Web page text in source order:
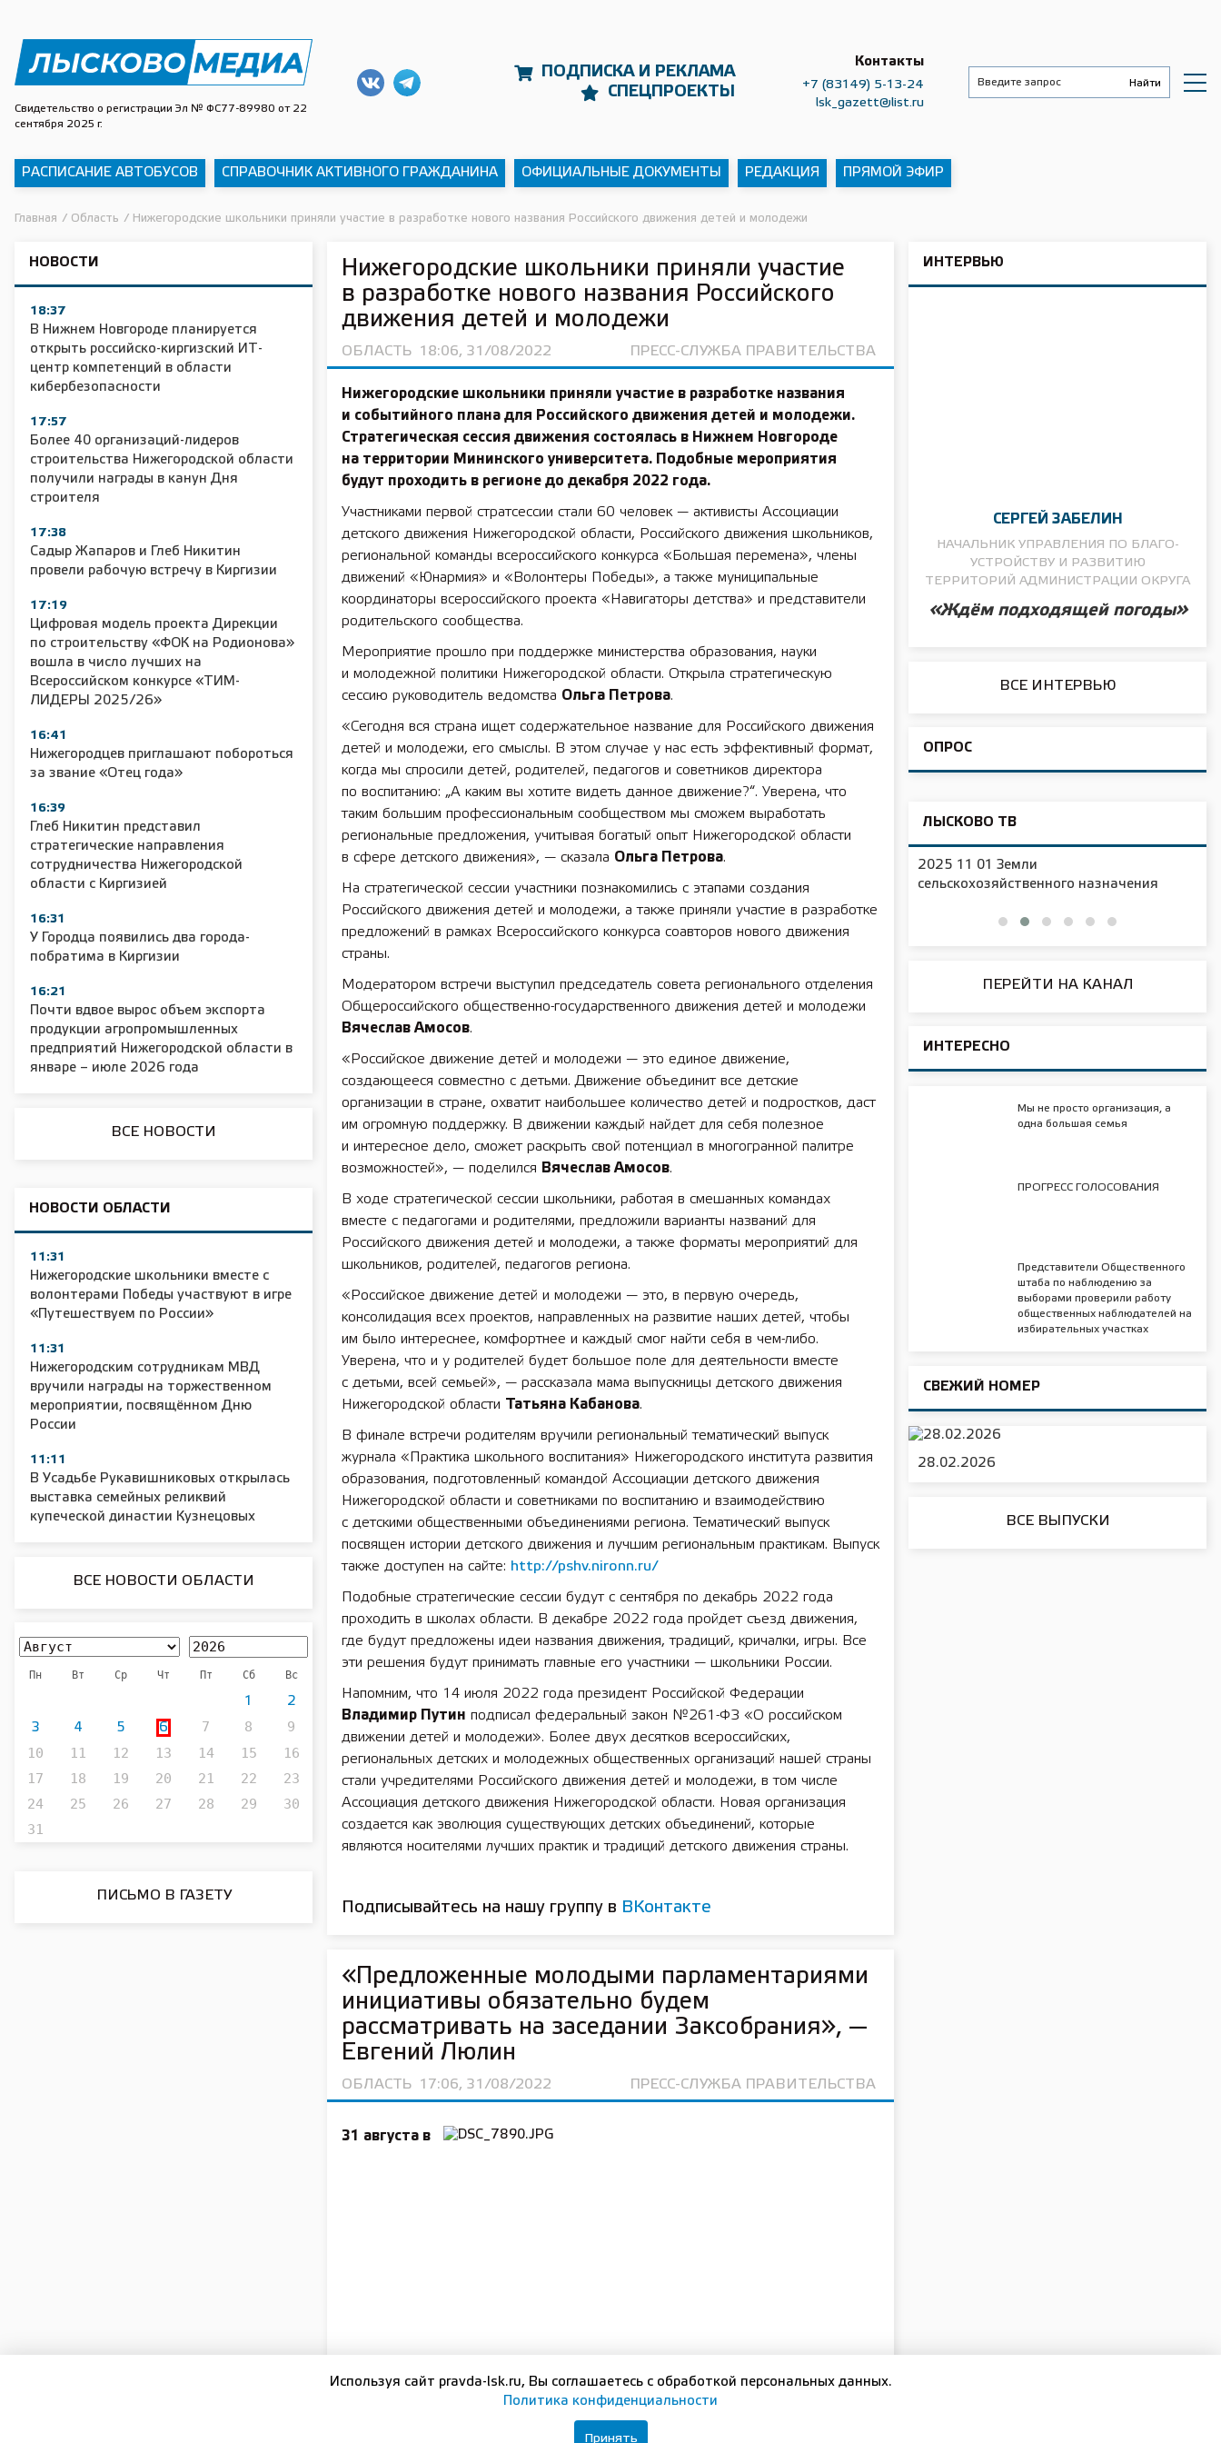
Свидетельство о регистрации Эл № ФС77-89980 от 22
сентября 2025 г.
ПОДПИСКА И РЕКЛАМА
СПЕЦПРОЕКТЫ
Контакты
+7 (83149) 5-13-24
lsk_gazett@list.ru
РАСПИСАНИЕ АВТОБУСОВ СПРАВОЧНИК АКТИВНОГО ГРАЖДАНИНА ОФИЦИАЛЬНЫЕ ДОКУМЕНТЫ РЕДАКЦИЯ ПРЯМОЙ ЭФИР
Главная / Область / Нижегородские школьники приняли участие в разработке нового названия Российского движения детей и молодежи
НОВОСТИ
18:37
В Нижнем Новгороде планируется
открыть российско-киргизский ИТ-
центр компетенций в области
кибербезопасности
17:57
Более 40 организаций-лидеров
строительства Нижегородской области
получили награды в канун Дня
строителя
17:38
Садыр Жапаров и Глеб Никитин
провели рабочую встречу в Киргизии
17:19
Цифровая модель проекта Дирекции
по строительству «ФОК на Родионова»
вошла в число лучших на
Всероссийском конкурсе «ТИМ-
ЛИДЕРЫ 2025/26»
16:41
Нижегородцев приглашают побороться
за звание «Отец года»
16:39
Глеб Никитин представил
стратегические направления
сотрудничества Нижегородской
области с Киргизией
16:31
У Городца появились два города-
побратима в Киргизии
16:21
Почти вдвое вырос объем экспорта
продукции агропромышленных
предприятий Нижегородской области в
январе – июле 2026 года
ВСЕ НОВОСТИ
НОВОСТИ ОБЛАСТИ
11:31
Нижегородские школьники вместе с
волонтерами Победы участвуют в игре
«Путешествуем по России»
11:31
Нижегородским сотрудникам МВД
вручили награды на торжественном
мероприятии, посвящённом Дню
России
11:11
В Усадьбе Рукавишниковых открылась
выставка семейных реликвий
купеческой династии Кузнецовых
ВСЕ НОВОСТИ ОБЛАСТИ
Пн Вт Ср Чт Пт Сб Вс
1 2
3 4 5 6 7 8
9
10
11 12 13 14 15
16
17
18 19 20 21 22
23
24
25 26 27 28 29
30
31
ПИСЬМО В ГАЗЕТУ
Нижегородские школьники приняли участие
в разработке нового названия Российского
движения детей и молодежи
ОБЛАСТЬ 18:06, 31/08/2022 ПРЕСС-СЛУЖБА ПРАВИТЕЛЬСТВА
Нижегородские школьники приняли участие в разработке названия
и событийного плана для Российского движения детей и молодежи.
Стратегическая сессия движения состоялась в Нижнем Новгороде
на территории Мининского университета. Подобные мероприятия
будут проходить в регионе до декабря 2022 года.
Участниками первой стратсессии стали 60 человек — активисты Ассоциации
детского движения Нижегородской области, Российского движения школьников,
региональной команды всероссийского конкурса «Большая перемена», члены
движений «Юнармия» и «Волонтеры Победы», а также муниципальные
координаторы всероссийского проекта «Навигаторы детства» и представители
родительского сообщества.
Мероприятие прошло при поддержке министерства образования, науки
и молодежной политики Нижегородской области. Открыла стратегическую
сессию руководитель ведомства Ольга Петрова.
«Сегодня вся страна ищет содержательное название для Российского движения
детей и молодежи, его смыслы. В этом случае у нас есть эффективный формат,
когда мы спросили детей, родителей, педагогов и советников директора
по воспитанию: „А каким вы хотите видеть данное движение?“. Уверена, что
таким большим профессиональным сообществом мы сможем выработать
региональные предложения, учитывая богатый опыт Нижегородской области
в сфере детского движения», — сказала Ольга Петрова.
На стратегической сессии участники познакомились с этапами создания
Российского движения детей и молодежи, а также приняли участие в разработке
предложений в рамках Всероссийского конкурса соавторов нового движения
страны.
Модератором встречи выступил председатель совета регионального отделения
Общероссийского общественно-государственного движения детей и молодежи
Вячеслав Амосов.
«Российское движение детей и молодежи — это единое движение,
создающееся совместно с детьми. Движение объединит все детские
организации в стране, охватит наибольшее количество детей и подростков, даст
им огромную поддержку. В движении каждый найдет для себя полезное
и интересное дело, сможет раскрыть свой потенциал в многогранной палитре
возможностей», — поделился Вячеслав Амосов.
В ходе стратегической сессии школьники, работая в смешанных командах
вместе с педагогами и родителями, предложили варианты названий для
Российского движения детей и молодежи, а также форматы мероприятий для
школьников, родителей, педагогов региона.
«Российское движение детей и молодежи — это, в первую очередь,
консолидация всех проектов, направленных на развитие наших детей, чтобы
им было интереснее, комфортнее и каждый смог найти себя в чем-либо.
Уверена, что и у родителей будет большое поле для деятельности вместе
с детьми, всей семьей», — рассказала мама выпускницы детского движения
Нижегородской области
Татьяна Кабанова.
В финале встречи родителям вручили региональный тематический выпуск
журнала «Практика школьного воспитания» Нижегородского института развития
образования, подготовленный командой Ассоциации детского движения
Нижегородской области и советниками по воспитанию и взаимодействию
с детскими общественными объединениями региона. Тематический выпуск
посвящен истории детского движения и лучшим региональным практикам. Выпуск
также доступен на сайте: http://pshv.nironn.ru/
Подобные стратегические сессии будут с сентября по декабрь 2022 года
проходить в школах области. В декабре 2022 года пройдет съезд движения,
где будут предложены идеи названия движения, традиций, кричалки, игры. Все
эти решения будут принимать главные его участники — школьники России.
Напомним, что 14 июля 2022 года президент Российской Федерации
Владимир Путин подписал федеральный закон №261-ФЗ «О российском
движении детей и молодежи». Более двух десятков всероссийских,
региональных детских и молодежных общественных организаций нашей страны
стали учредителями Российского движения детей и молодежи, в том числе
Ассоциация детского движения Нижегородской области. Новая организация
создается как эволюция существующих детских объединений, которые
являются носителями лучших практик и традиций детского движения страны.
Подписывайтесь на нашу группу в ВКонтакте
«Предложенные молодыми парламентариями
инициативы обязательно будем
рассматривать на заседании Заксобрания», —
Евгений Люлин
ОБЛАСТЬ 17:06, 31/08/2022 ПРЕСС-СЛУЖБА ПРАВИТЕЛЬСТВА
31 августа в
Корпоративном университете Правительства Нижегородской области
ИНТЕРВЬЮ
СЕРГЕЙ ЗАБЕЛИН
НАЧАЛЬНИК УПРАВЛЕНИЯ ПО БЛАГО­
УСТРОЙСТВУ И РАЗВИТИЮ
ТЕРРИТОРИЙ АДМИНИСТРАЦИИ ОКРУГА
«Ждём подходящей погоды»
ВСЕ ИНТЕРВЬЮ
ОПРОС
ЛЫСКОВО ТВ
11 01 Сельское хозяйство 2025 2025 11 01 55 лет СОШ №2
2025 11 01 Земли
сельскохозяйственного назначения
2025 11 01 Новая образовательная
площадка в д/с №16
ПЕРЕЙТИ НА КАНАЛ
ИНТЕРЕСНО
Мы не просто организация, а
одна большая семья
ПРОГРЕСС ГОЛОСОВАНИЯ
Представители Общественного
штаба по наблюдению за
выборами проверили работу
общественных наблюдателей на
избирательных участках
СВЕЖИЙ НОМЕР
28.02.2026
ВСЕ ВЫПУСКИ
Используя сайт pravda-lsk.ru, Вы соглашаетесь с обработкой персональных данных.
Политика конфиденциальности
Принять